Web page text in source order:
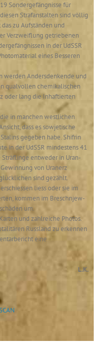
Sondergefängnisse für
Strafanstalten sind völlig
zu Aufständen und
Verzweiflung getriebenen
in der UdSSR
eines Besseren
werden Andersdenkende und
qualvollen chemikalischen
oder lang die Inhaftierten
in manchen westlichen
dass es sowjetische
gegeben habe. Shifrin
in der UdSSR mindestens 41
entweder in Uran-
von Uranerz
sind gezählt.
liess oder sie im
kommen im Breschnjew-
um.
und zahlreiche Photos.
Russland zu erkennen
eine
L.K.